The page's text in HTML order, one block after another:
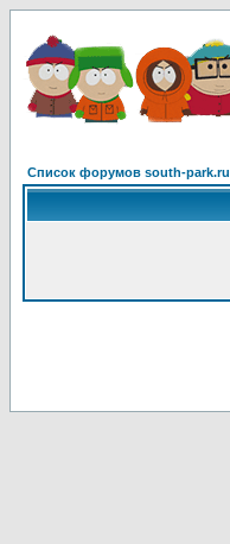
Список форумов south-park.ru